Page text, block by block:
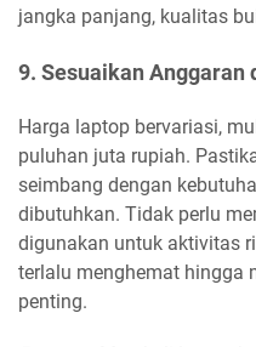
jangka panjang, kualitas
9. Sesuaikan Anggaran
Harga laptop bervariasi,
puluhan juta rupiah.
seimbang dengan
dibutuhkan. Tidak perlu
digunakan untuk aktivitas
terlalu menghemat hingga
penting.